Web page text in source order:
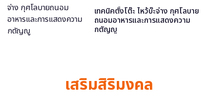
เทคนิคตั้งโต๊ะ ไหว้บ๊ะจ่าง กุศโลบาย
ถนอมอาหารและการแสดงความ
กตัญญู
เสริมสิริมงคล